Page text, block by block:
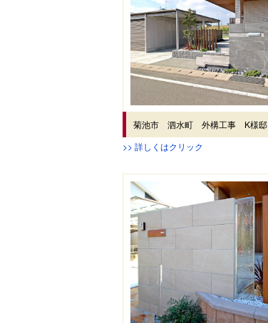
菊池市 泗水町 外構工事 K様邸
>> 詳しくはクリック